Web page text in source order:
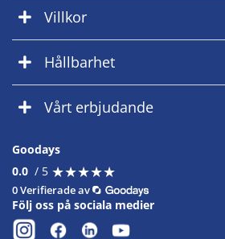
Villkor
Hållbarhet
Vårt erbjudande
Goodays
0.0 / 5 ★★★★★
★★★★★
0 Verifierade av
Följ oss på sociala medier